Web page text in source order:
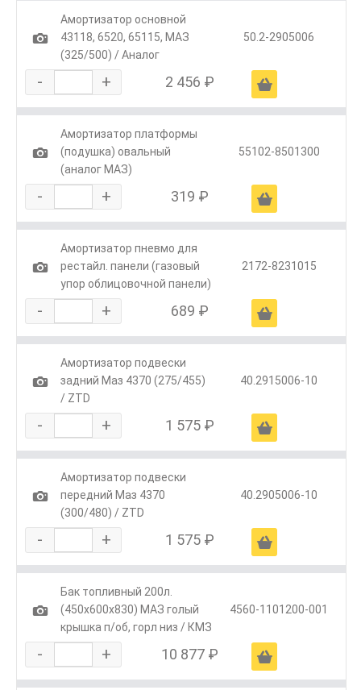
1
Амортизатор основной
43118, 6520, 65115, МАЗ
(325/500) / Аналог
50.2-2905006
- + 2 456 ₽ Ä
1
Амортизатор платформы
(подушка) овальный
(аналог МАЗ)
55102-8501300
- + 319 ₽ Ä
1
Амортизатор пневмо для
рестайл. панели (газовый
упор облицовочной панели)
2172-8231015
- + 689 ₽ Ä
1
Амортизатор подвески
задний Маз 4370 (275/455)
/ ZTD
40.2915006-10
- + 1 575 ₽ Ä
1
Амортизатор подвески
передний Маз 4370
(300/480) / ZTD
40.2905006-10
- + 1 575 ₽ Ä
1
Бак топливный 200л.
(450х600х830) МАЗ голый
крышка п/об, горл низ / КМЗ
4560-1101200-001
- + 10 877 ₽ Ä